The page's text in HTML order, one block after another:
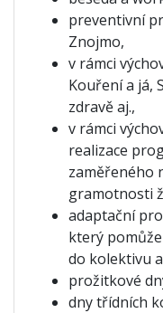
preventivní
Znojmo,
v rámci
Kouření a já,
zdravě aj.,
v rámci
realizace
zaměřeného
gramotnosti
adaptační
který
do kolektivu
prožitkové
dny třídních